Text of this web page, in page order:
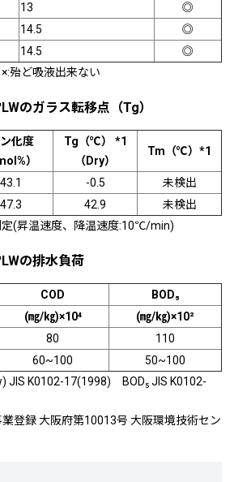
13
◎
14.5
◎
14.5
◎
殆ど吸液出来ない
のガラス転移点（Tg）
化度
）
Tg（℃） *1
（Dry）
Tm（℃）*1
43.1 -0.5
未検出
47.3 42.9
未検出
定(昇温速度、降温速度:10℃/min)
の排水負荷
COD
BOD₅
(㎎/㎏)×10⁴
(㎎/㎏)×10²
80
110
60~100
50~100
JIS K0102-17(1998) BOD₅ JIS K0102-
登録 大阪府第10013号 大阪環境技術セン